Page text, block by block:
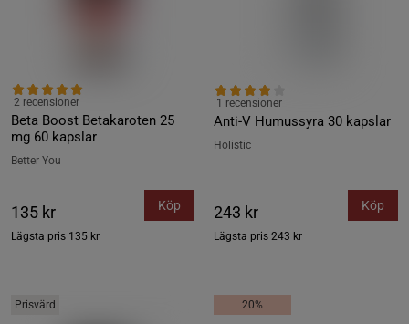
Beta Boost Betakaroten 25
mg 60 kapslar
2 recensioner
Better You
135 kr
Lägsta pris 135 kr
Köp
Anti-V Humussyra 30 kapslar
1 recensioner
Holistic
243 kr
Lägsta pris 243 kr
Köp
Prisvärd 20%